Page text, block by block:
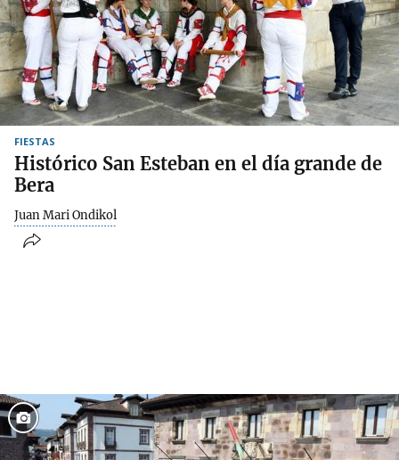
FIESTAS
Histórico San Esteban en el día grande de
Bera
Juan Mari Ondikol